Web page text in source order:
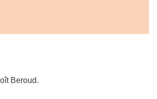
Beroud.